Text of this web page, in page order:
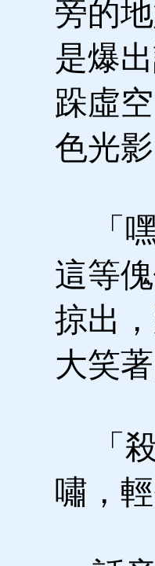
旁的
是爆
跺虛
色光
「嘿
這等
掠出
大笑
「殺
嘯，輕